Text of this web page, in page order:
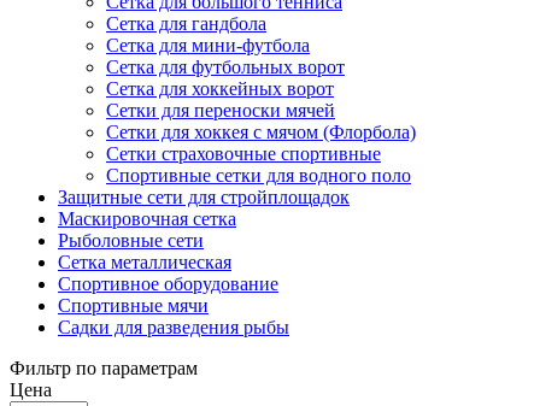
Сетка для гандбола
Сетка для мини-футбола
Сетка для футбольных ворот
Сетка для хоккейных ворот
Сетки для переноски мячей
Сетки для хоккея с мячом (Флорбола)
Сетки страховочные спортивные
Спортивные сетки для водного поло
Защитные сети для стройплощадок
Маскировочная сетка
Рыболовные сети
Сетка металлическая
Спортивное оборудование
Спортивные мячи
Садки для разведения рыбы
Фильтр по параметрам
Цена